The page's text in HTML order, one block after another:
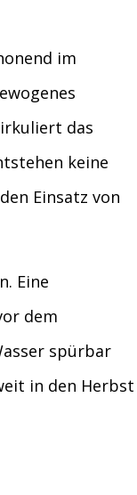
im
das
keine
Einsatz von
Eine
dem
spürbar
in den Herbst